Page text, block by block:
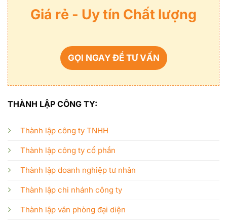
Giá rẻ - Uy tín Chất lượng
GỌI NGAY ĐỂ TƯ VẤN
THÀNH LẬP CÔNG TY:
Thành lập công ty TNHH
Thành lập công ty cổ phần
Thành lập doanh nghiệp tư nhân
Thành lập chi nhánh công ty
Thành lập văn phòng đại diện